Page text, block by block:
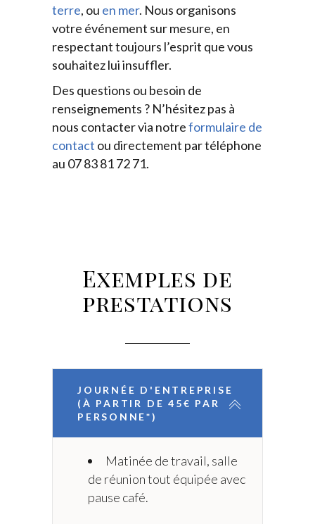
terre, ou en mer. Nous organisons
votre événement sur mesure, en
respectant toujours l’esprit que vous
souhaitez lui insuffler.
Des questions ou besoin de
renseignements ? N’hésitez pas à
nous contacter via notreformulaire de
contact ou directement par téléphone
au 07 83 81 72 71.
Exemples de
prestations
JOURNÉE D'ENTREPRISE
(À PARTIR DE 45€ PAR
PERSONNE*)
Matinée de travail, salle
de réunion tout équipée avec
pause café.